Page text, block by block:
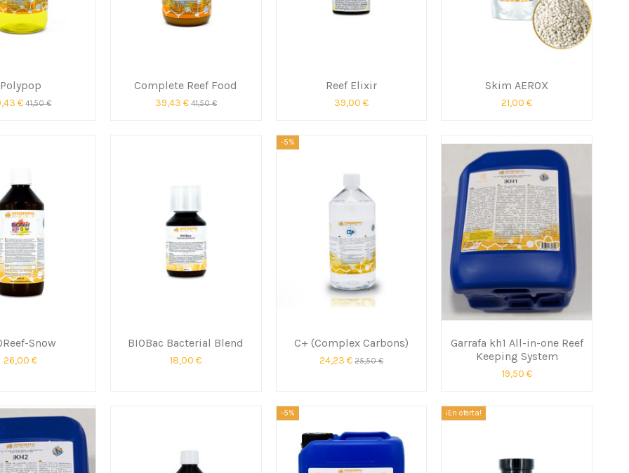
Polypop
€41,50 €
Complete Reef Food
39,43 € 41,50 €
Reef Elixir
39,00 €
Skim AEROX
21,00 €
Snow
26,00 €
BIOBac Bacterial Blend
18,00 €
-5%
C+ (Complex Carbons)
24,23 €25,50 €
Garrafa kh1 All-in-one Reef
Keeping System
19,50 €
-5% ¡En oferta!